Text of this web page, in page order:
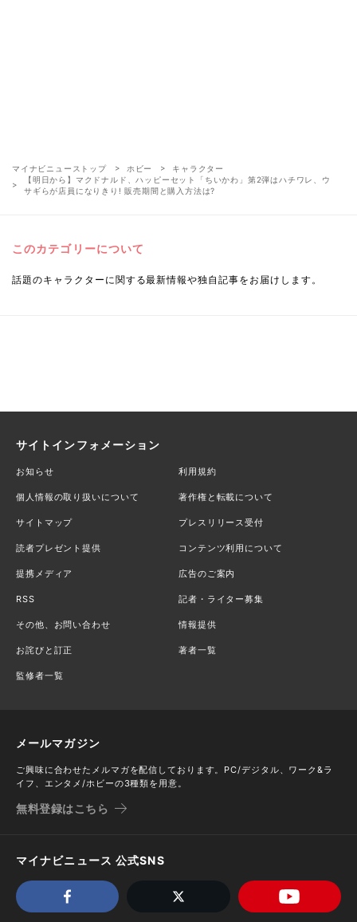
マイナビニューストップ ホビー
キャラクター
【明日から】マクドナルド、ハッピーセット「ちいかわ」第2弾はハチワレ、ウ
サギらが店員になりきり! 販売期間と購入方法は?
このカテゴリーについて
話題のキャラクターに関する最新情報や独自記事をお届けします。
サイトインフォメーション
お知らせ 利用規約
個人情報の取り扱いについて 著作権と転載について
サイトマップ プレスリリース受付
読者プレゼント提供 コンテンツ利用について
提携メディア 広告のご案内
RSS 記者・ライター募集
その他、お問い合わせ 情報提供
お詫びと訂正 著者一覧
監修者一覧
メールマガジン
ご興味に合わせたメルマガを配信しております。PC/デジタル、ワーク&ラ
イフ、エンタメ/ホビーの3種類を用意。
無料登録はこちら
マイナビニュース 公式SNS